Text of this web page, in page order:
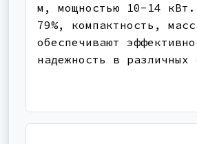
м, мощностью 10-14
79%, компактность,
обеспечивают
надежность в различных